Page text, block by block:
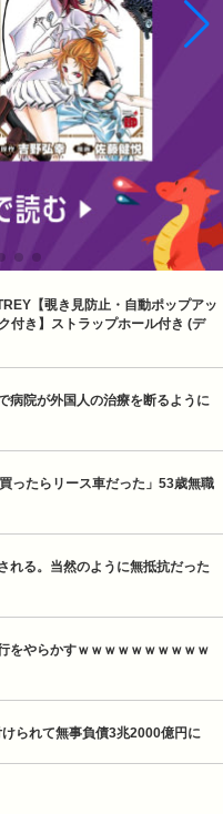
【覗き見防止・自動ポップアッ
付き】ストラップホール付き (デ
病院が外国人の治療を断るように
ったらリース車だった」53歳無職
れる。当然のように無抵抗だった
をやらかすｗｗｗｗｗｗｗｗｗｗ
られて無事負債3兆2000億円に